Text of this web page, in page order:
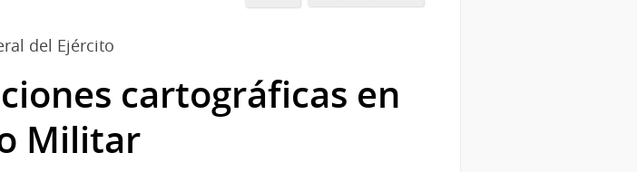
del Ejército
cartográficas en
Militar